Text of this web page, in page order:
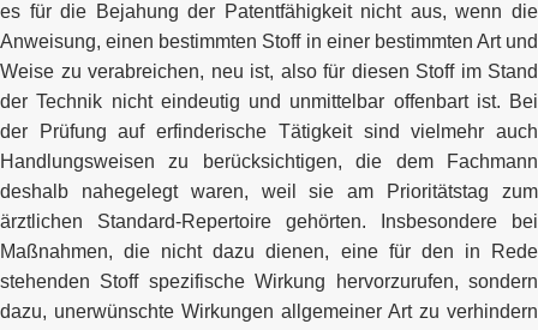
es für die Bejahung der Patentfähigkeit nicht aus, wenn die
Anweisung, einen bestimmten Stoff in einer bestimmten Art und
Weise zu verabreichen, neu ist, also für diesen Stoff im Stand
der Technik nicht eindeutig und unmittelbar offenbart ist. Bei
der Prüfung auf erfinderische Tätigkeit sind vielmehr auch
Handlungsweisen zu berücksichtigen, die dem Fachmann
deshalb nahegelegt waren, weil sie am Prioritätstag zum
ärztlichen Standard-Repertoire gehörten. Insbesondere bei
Maßnahmen, die nicht dazu dienen, eine für den in Rede
stehenden Stoff spezifische Wirkung hervorzurufen, sondern
dazu, unerwünschte Wirkungen allgemeiner Art zu verhindern